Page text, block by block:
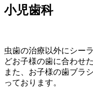
小児歯科
虫歯の治療以外にシー
どお子様の歯に合わせ
また、お子様の歯ブラ
っております。